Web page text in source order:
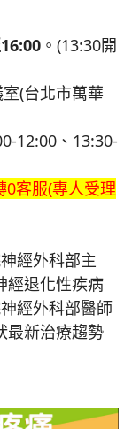
。(13:30開
(台北市萬華
12:00、13:30-
0客服(專人受理
經外科部主
經退化性疾病
經外科部醫師
最新治療趨勢